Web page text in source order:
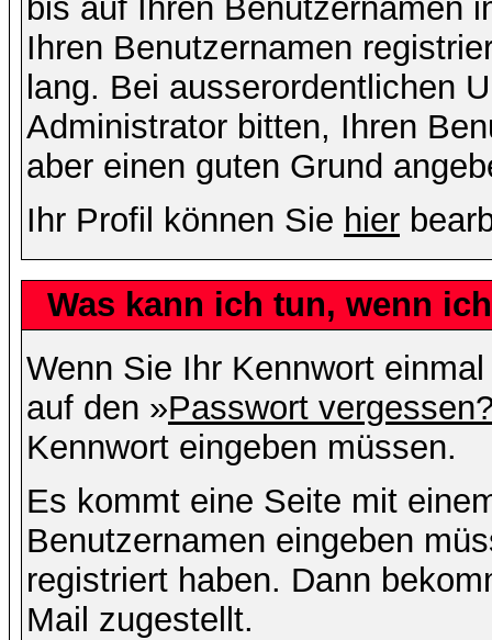
bis auf Ihren Benutzernamen
Ihren Benutzernamen
lang. Bei ausserordentlichen
Administrator bitten, Ihren
aber einen guten Grund
Ihr Profil können Sie hier
Was kann ich tun, wenn
Wenn Sie Ihr Kennwort
auf den »Passwort
Kennwort eingeben müssen.
Es kommt eine Seite mit
Benutzernamen eingeben
registriert haben. Dann
Mail zugestellt.